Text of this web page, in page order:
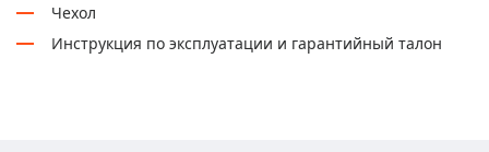
Чехол
Инструкция по эксплуатации и гарантийный талон